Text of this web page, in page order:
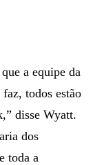
a equipe da
faz, todos estão
disse Wyatt.
dos
toda a